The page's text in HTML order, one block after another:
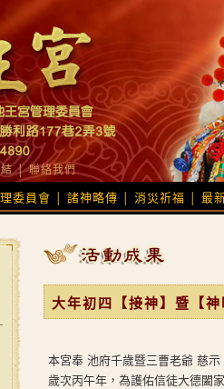
│聯絡我們
委員會 諸神略傳 消災祈福 最
大年初四【接神】暨【
本宮奉 池府千歲暨三曹老爺 慈示
歲次丙午年，為護佑信徒大德闔